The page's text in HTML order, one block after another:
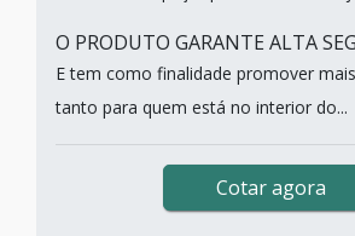
O PRODUTO GARANTE ALTA
E tem como finalidade promover
tanto para quem está no interior do...
Cotar agora